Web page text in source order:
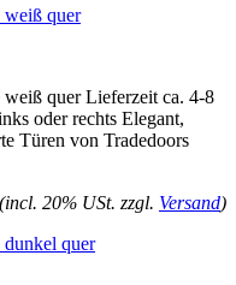
weiß quer
quer Lieferzeit ca. 4-8
oder rechts Elegant,
Türen von Tradedoors
(incl. 20% USt. zzgl. Versand)
quer